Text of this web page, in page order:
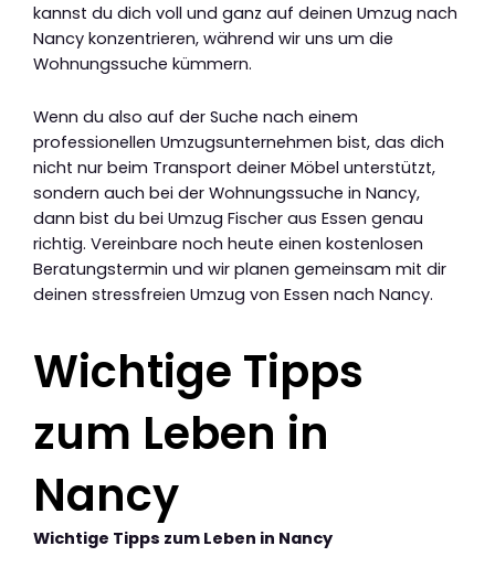
kannst du dich voll und ganz auf deinen Umzug nach
Nancy konzentrieren, während wir uns um die
Wohnungssuche kümmern.
Wenn du also auf der Suche nach einem
professionellen Umzugsunternehmen bist, das dich
nicht nur beim Transport deiner Möbel unterstützt,
sondern auch bei der Wohnungssuche in Nancy,
dann bist du bei Umzug Fischer aus Essen genau
richtig. Vereinbare noch heute einen kostenlosen
Beratungstermin und wir planen gemeinsam mit dir
deinen stressfreien Umzug von Essen nach Nancy.
Wichtige Tipps
zum Leben in
Nancy
Wichtige Tipps zum Leben in Nancy